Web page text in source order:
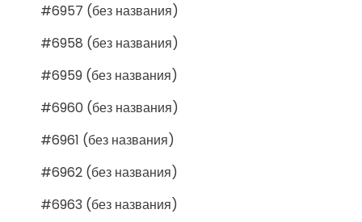
#6957 (без названия)
#6958 (без названия)
#6959 (без названия)
#6960 (без названия)
#6961 (без названия)
#6962 (без названия)
#6963 (без названия)